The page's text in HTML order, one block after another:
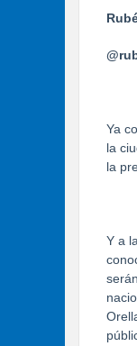
Ya
la
la
Y a